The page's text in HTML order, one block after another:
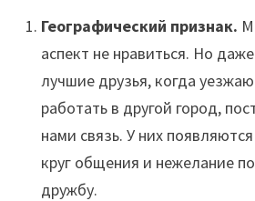
Географический признак.
аспект не нравиться. Но
лучшие друзья, когда
работать в другой город,
нами связь. У них
круг общения и нежелание
дружбу.